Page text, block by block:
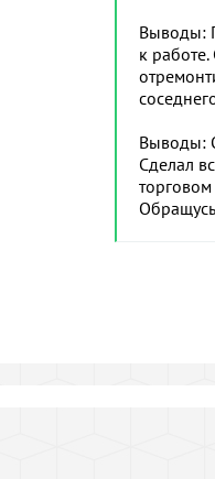
Выводы:
к
Выводы:
Сделал